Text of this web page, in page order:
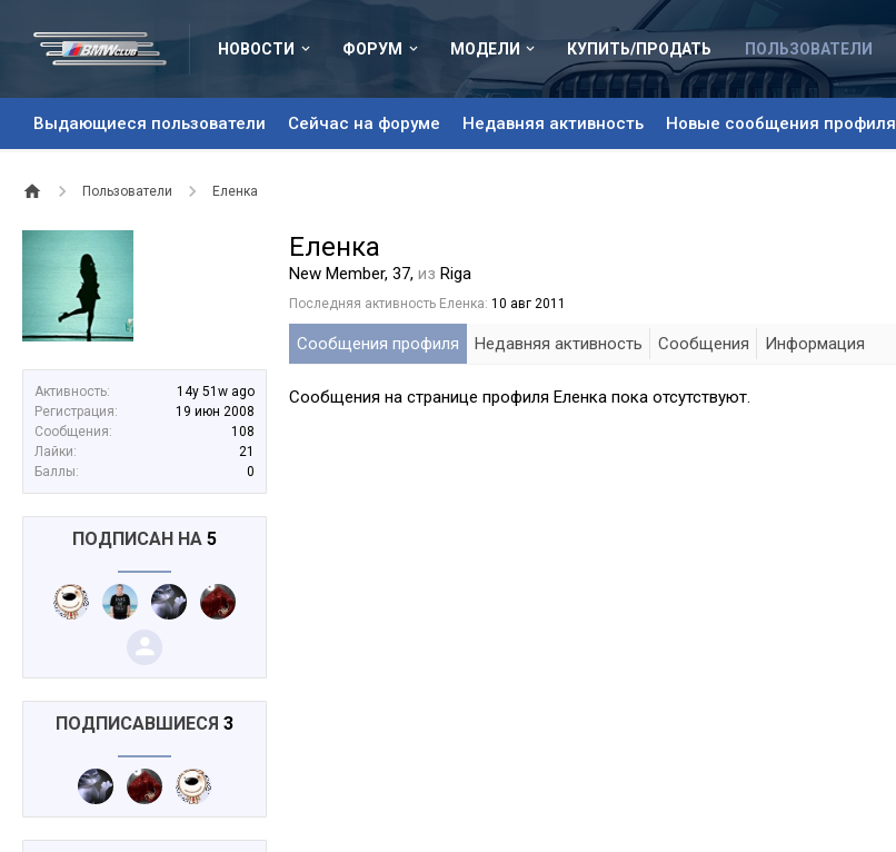
НОВОСТИ ФОРУМ МОДЕЛИ КУПИТЬ/ПРОДАТЬ ПОЛЬЗОВАТЕЛИ
Выдающиеся пользователи Сейчас на форуме Недавняя активность Новые сообщения профиля
Пользователи Еленка
Активность:
14y 51w ago
Регистрация:
19 июн 2008
Сообщения:
108
Лайки:
21
Баллы:
0
ПОДПИСАН НА 5
ПОДПИСАВШИЕСЯ 3
Еленка
New Member, 37, из Riga
Последняя активность Еленка: 10 авг 2011
Сообщения профиля Недавняя активность Сообщения Информация
Сообщения на странице профиля Еленка пока отсутствуют.